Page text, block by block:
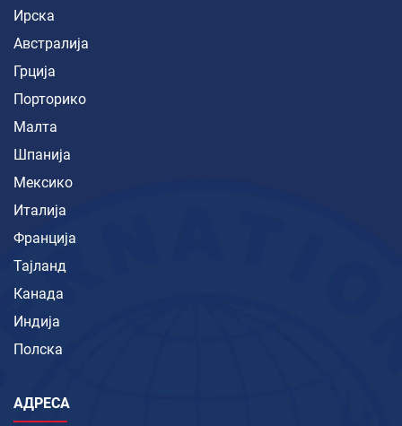
Ирска
Австралија
Грција
Порторико
Малта
Шпанија
Мексико
Италија
Франција
Тајланд
Канада
Индија
Полска
АДРЕСА